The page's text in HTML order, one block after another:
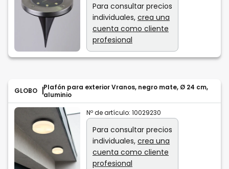
Para consultar precios
individuales, crea una
cuenta como cliente
profesional
GLOBO
Plafón para exterior Vranos, negro mate, Ø 24 cm,
aluminio
Nº de artículo: 10029230
Para consultar precios
individuales, crea una
cuenta como cliente
profesional